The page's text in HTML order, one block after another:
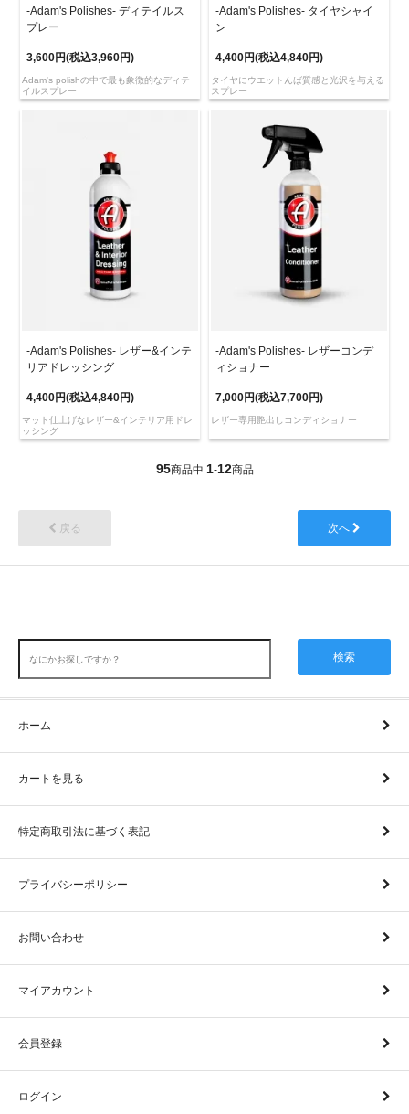
-Adam's Polishes- ディテイルス
プレー
3,600円(税込3,960円)
Adam's polishの中で最も象徴的なディテ
イルスプレー
-Adam's Polishes- タイヤシャイ
ン
4,400円(税込4,840円)
タイヤにウエットんば質感と光沢を与える
スプレー
-Adam's Polishes- レザー&インテ
リアドレッシング
4,400円(税込4,840円)
マット仕上げなレザー&インテリア用ドレ
ッシング
-Adam's Polishes- レザーコンデ
ィショナー
7,000円(税込7,700円)
レザー専用艶出しコンディショナー
95商品中 1-12商品
戻る 次へ
検索
ホーム
カートを見る
特定商取引法に基づく表記
プライバシーポリシー
お問い合わせ
マイアカウント
会員登録
ログイン